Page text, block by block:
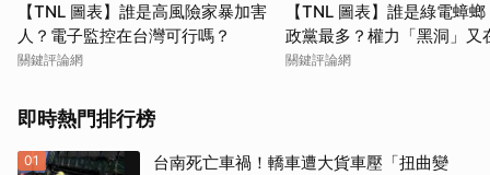
【TNL 圖表】誰是高風險家暴加害
人？電子監控在台灣可行嗎？
關鍵評論網
【TNL 圖表】誰是綠電蟑
政黨最多？權力「黑洞」又
關鍵評論網
即時熱門排行榜
01
台南死亡車禍！轎車遭大貨車壓「扭曲變